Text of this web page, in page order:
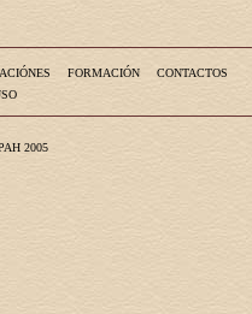
FORMACIÓN
CONTACTOS
2005